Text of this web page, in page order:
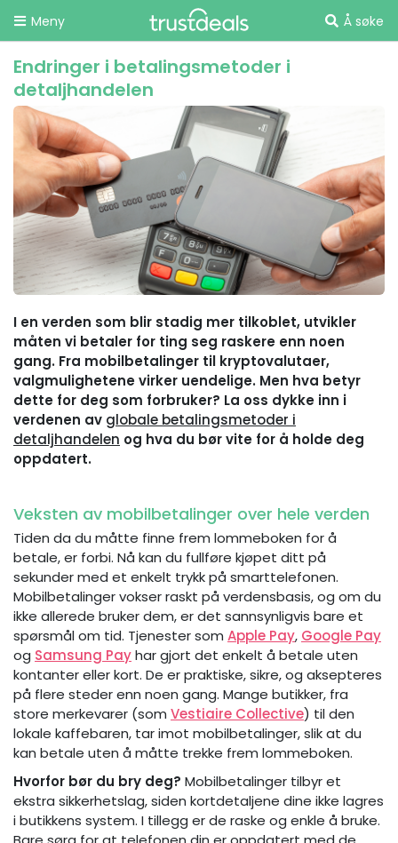
Meny Å søke
Endringer i betalingsmetoder i
detaljhandelen
I en verden som blir stadig mer tilkoblet, utvikler
måten vi betaler for ting seg raskere enn noen
gang. Fra mobilbetalinger til kryptovalutaer,
valgmulighetene virker uendelige. Men hva betyr
dette for deg som forbruker? La oss dykke inn i
verdenen av globale betalingsmetoder i
detaljhandelen og hva du bør vite for å holde deg
oppdatert.
Veksten av mobilbetalinger over hele verden
Tiden da du måtte finne frem lommeboken for å
betale, er forbi. Nå kan du fullføre kjøpet ditt på
sekunder med et enkelt trykk på smarttelefonen.
Mobilbetalinger vokser raskt på verdensbasis, og om du
ikke allerede bruker dem, er det sannsynligvis bare et
spørsmål om tid. Tjenester som Apple Pay, Google Pay
og Samsung Payhar gjort det enkelt å betale uten
kontanter eller kort. De er praktiske, sikre, og aksepteres
på flere steder enn noen gang. Mange butikker, fra
store merkevarer (som Vestiaire Collective) til den
lokale kaffebaren, tar imot mobilbetalinger, slik at du
kan betale uten å måtte trekke frem lommeboken.
Hvorfor bør du bry deg? Mobilbetalinger tilbyr et
ekstra sikkerhetslag, siden kortdetaljene dine ikke lagres
i butikkens system. I tillegg er de raske og enkle å bruke.